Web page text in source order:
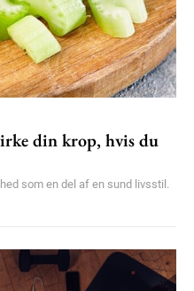
din krop, hvis du
som en del af en sund livsstil.